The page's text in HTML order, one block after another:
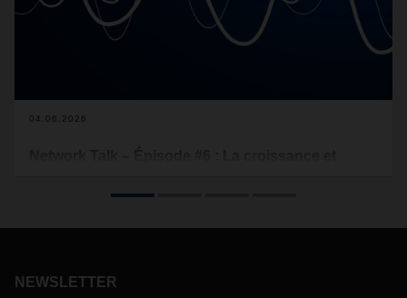
04.06.2026
DACHSER, Celestino Silva, Managing Director of European
revient également sur l’intégration complète de cette unité
NEWSLETTER